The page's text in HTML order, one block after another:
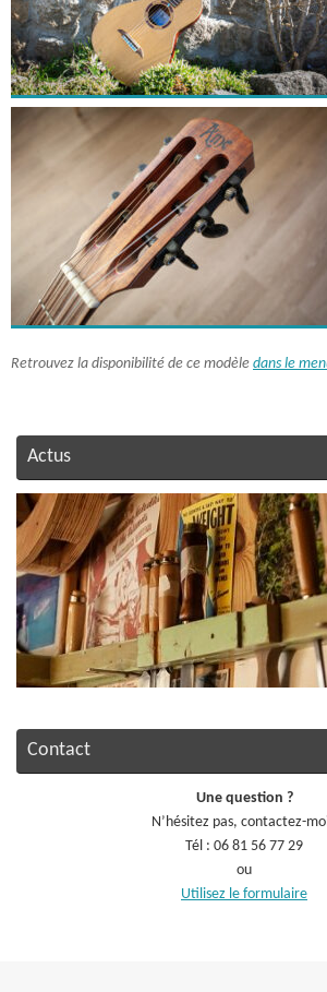
Retrouvez la disponibilité de ce modèle dans le
Actus
Contact
Une question ?
N’hésitez pas, contactez-
Tél : 06 81 56 77 29
ou
Utilisez le formulaire